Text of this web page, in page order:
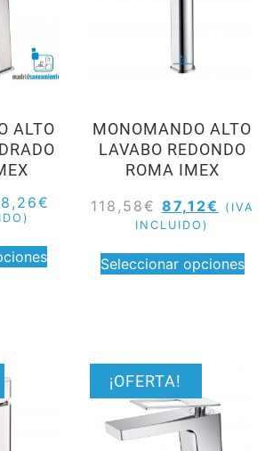
ALTO
€
MONOMANDO ALTO
LAVABO REDONDO
ROMA IMEX
118,58€ 87,12€
(IVA
INCLUIDO)
Seleccionar opciones
¡OFERTA!